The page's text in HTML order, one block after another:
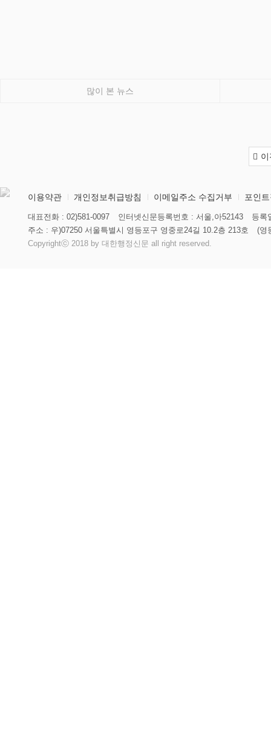
많이 본 뉴스
이용약관 개인정보취급방침 이메일주소 수집거부 포인
대표전화 : 02)581-0097 인터넷신문등록번호 : 서울,아52143
등록
주소 : 우)07250 서울특별시 영등포구 영중로24길 10.2층 213호
(영
Copyrightⓒ 2018 by 대한행정신문 all right reserved.